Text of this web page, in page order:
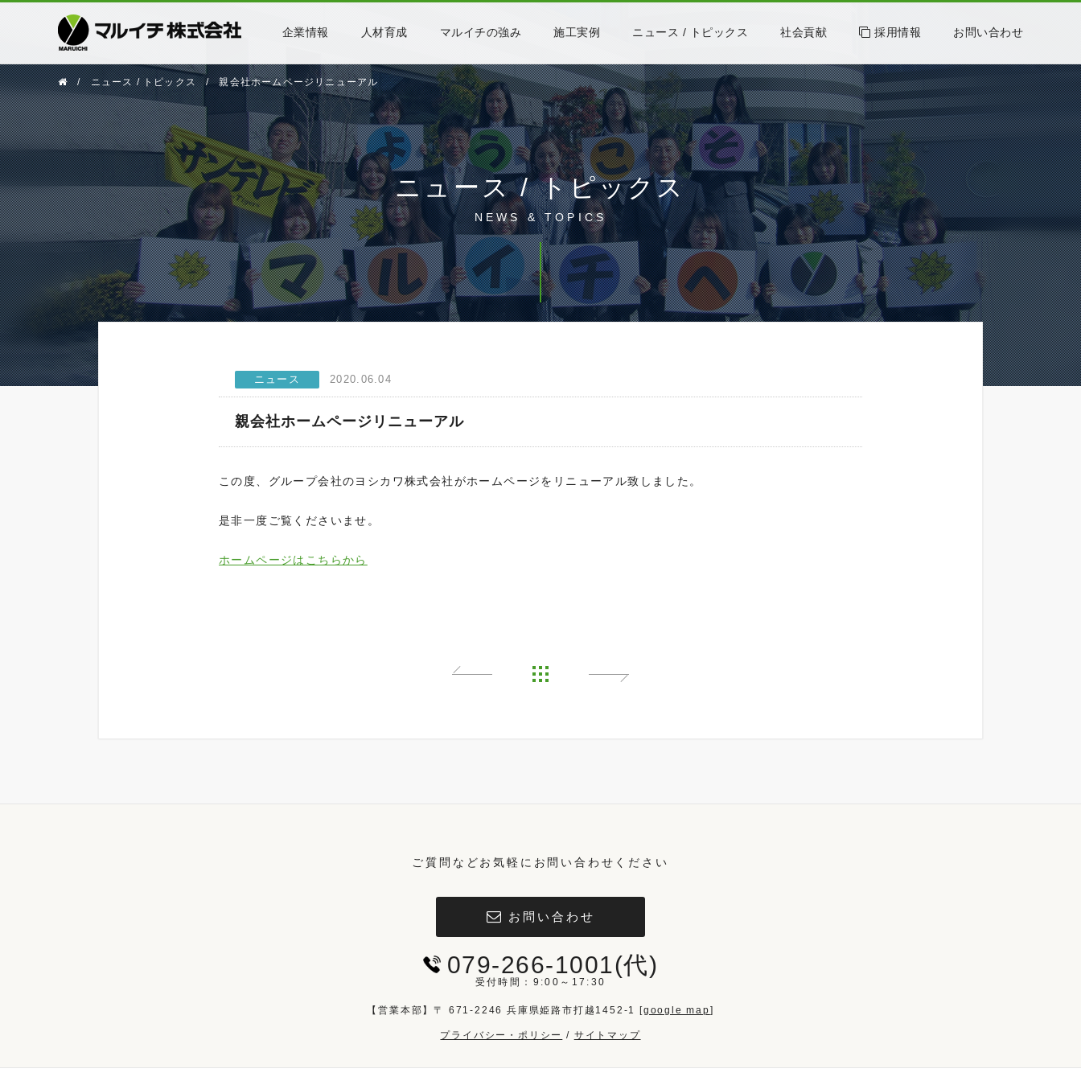
企業情報 人材育成 マルイチの強み 施工実例 ニュース / トピックス 社会貢献 採用情報 お問い合わせ
ニュース / トピックス 親会社ホームページリニューアル
ニュース / トピックス
NEWS & TOPICS
2020.06.04
親会社ホームページリニューアル
この度、グループ会社のヨシカワ株式会社がホームページをリニューアル致しました。
是非一度ご覧くださいませ。
ホームページはこちらから
ご質問などお気軽にお問い合わせください
お問い合わせ
079-266-1001(代)
受付時間：9:00～17:30
【営業本部】〒 671-2246 兵庫県姫路市打越1452-1 [google map]
プライバシー・ポリシー / サイトマップ